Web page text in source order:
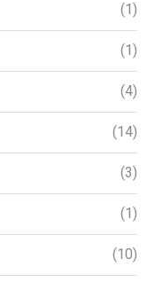
(1)
(1)
(4)
(14)
(3)
(1)
(10)